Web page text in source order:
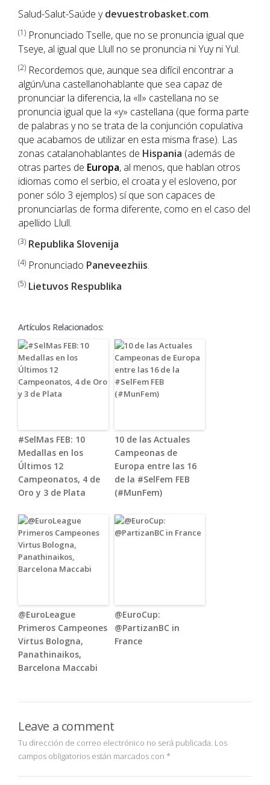
Salud-Salut-Saúde ydevuestrobasket.com.
(1) Pronunciado Tselle, que no se pronuncia igual que
Tseye, al igual que Llull no se pronuncia ni Yuy ni Yul.
(2) Recordemos que, aunque sea difícil encontrar a
algún/una castellanohablante que sea capaz de
pronunciar la diferencia, la «ll» castellana no se
pronuncia igual que la «y» castellana (que forma parte
de palabras y no se trata de la conjunción copulativa
que acabamos de utilizar en esta misma frase). Las
zonas catalanohablantes de Hispania (además de
otras partes de Europa, al menos, que hablan otros
idiomas como el serbio, el croata y el esloveno, por
poner sólo 3 ejemplos) sí que son capaces de
pronunciarlas de forma diferente, como en el caso del
apellido Llull.
(3) Republika Slovenija
(4) Pronunciado Paneveezhiis.
(5) Lietuvos Respublika
Artículos Relacionados:
#SelMas FEB: 10
Medallas en los
Últimos 12
Campeonatos, 4 de
Oro y 3 de Plata
10 de las Actuales
Campeonas de
Europa entre las 16
de la #SelFem FEB
(#MunFem)
@EuroLeague
Primeros Campeones
Virtus Bologna,
Panathinaikos,
Barcelona Maccabi
@EuroCup:
@PartizanBC in
France
Leave a comment
Tu dirección de correo electrónico no será publicada. Los
campos obligatorios están marcados con *